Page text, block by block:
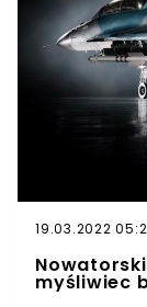
19.03.2022
myśliwiec